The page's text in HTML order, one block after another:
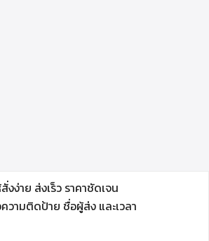
ง่าย ส่งเร็ว ราคาชัดเจน
ามติดป้าย ชื่อผู้ส่ง และเวลา